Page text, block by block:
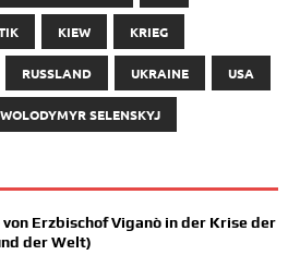
KIEW KRIEG
RUSSLAND UKRAINE USA
WOLODYMYR SELENSKYJ
von Erzbischof Viganò in der Krise der
der Welt)